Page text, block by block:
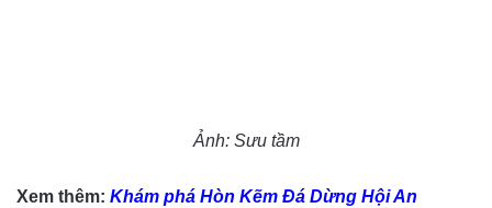
Ảnh: Sưu tầm
Xem thêm: Khám phá Hòn Kẽm Đá Dừng Hội An